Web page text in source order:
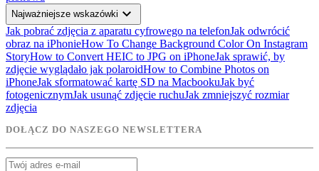
Najważniejsze wskazówki expand_more
Jak pobrać zdjęcia z aparatu cyfrowego na telefonJak odwrócić
obraz na iPhonieHow To Change Background Color On Instagram
StoryHow to Convert HEIC to JPG on iPhoneJak sprawić, by
zdjęcie wyglądało jak polaroidHow to Combine Photos on
iPhoneJak sformatować kartę SD na MacbookuJak być
fotogenicznymJak usunąć zdjęcie ruchuJak zmniejszyć rozmiar
zdjęcia
DOŁĄCZ DO NASZEGO NEWSLETTERA